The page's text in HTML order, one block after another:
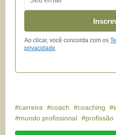
Ao clicar, você concorda com os
privacidade.
carreira coach coaching
mundo profissional
profissão